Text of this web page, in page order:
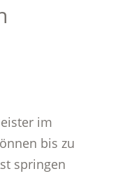
im
bis zu
springen